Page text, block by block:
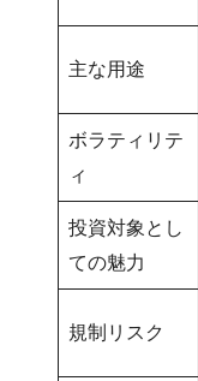
主な用途
ボラティリテ
ィ
投資対象とし
ての魅力
規制リスク